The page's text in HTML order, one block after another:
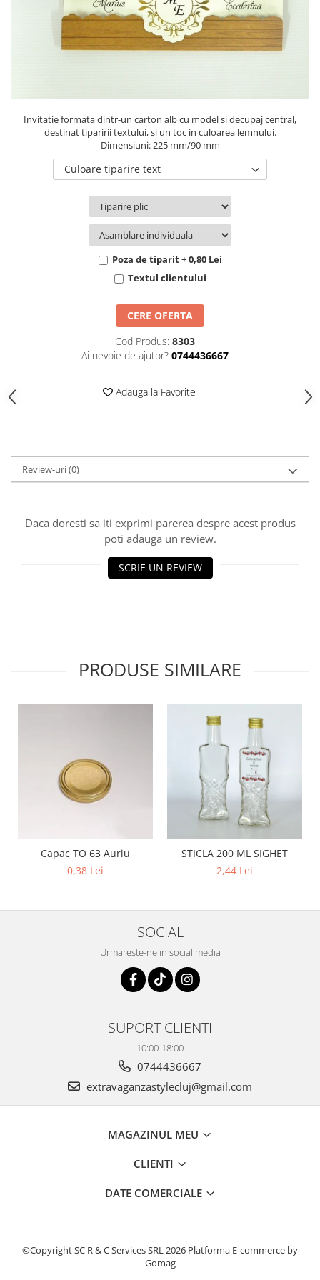
Pachete marturii
Pungi si cutii prajituri
Sticle si borcane
Cutii flori de hartie
Cutii flori de sapun
Cutii flori mixte
2025 Craciun
1 Martie
2020 Craciun si Anul Nou
2021 Crăciun
Toamna și Halloween
Invitatie formata dintr-un carton alb cu model si decupaj central,
destinat tiparirii textului, si un toc in culoarea lemnului.
Dimensiuni: 225 mm/90 mm
Culoare tiparire text
Poza de tiparit + 0,80 Lei
Textul clientului
CERE OFERTA
Cod Produs: 8303
Ai nevoie de ajutor? 0744436667
Adauga la Favorite
Review-uri(0)
Daca doresti sa iti exprimi parerea despre acest produs
poti adauga un review.
SCRIE UN REVIEW
PRODUSE SIMILARE
Capac TO 63 Auriu
0,38 Lei
STICLA 200 ML SIGHET
2,44 Lei
SOCIAL
Urmareste-ne in social media
SUPORT CLIENTI
10:00-18:00
0744436667
extravaganzastylecluj@gmail.com
MAGAZINUL MEU
CLIENTI
DATE COMERCIALE
©Copyright SC R & C Services SRL 2026 Platforma E-commerce by
Gomag